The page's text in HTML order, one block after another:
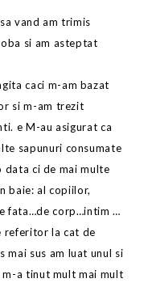
vand am trimis
si am asteptat
caci m-am bazat
si m-am trezit
e M-au asigurat ca
sapunuri consumate
data ci de mai multe
baie: al copiilor,
fata…de corp…intim …
referitor la cat de
mai sus am luat unul si
a tinut mult mai mult